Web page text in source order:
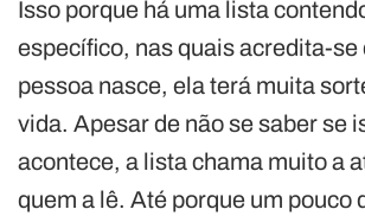
Isso porque há uma lista
específico, nas quais acredita-se
pessoa nasce, ela terá muita
vida. Apesar de não se saber se
acontece, a lista chama muito a
quem a lê. Até porque um pouco